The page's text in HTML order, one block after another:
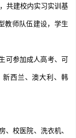
共建校内实习实训基
教师队伍建设，学生
可参加成人高考、可
新西兰、澳大利、韩
、校医院、洗衣机、